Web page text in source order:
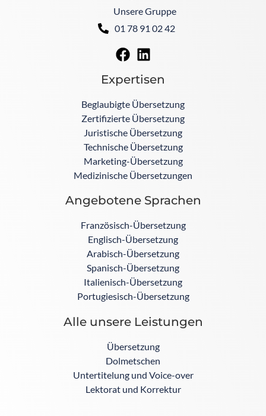
Unsere Gruppe
01 78 91 02 42
Expertisen
Beglaubigte Übersetzung
Zertifizierte Übersetzung
Juristische Übersetzung
Technische Übersetzung
Marketing-Übersetzung
Medizinische Übersetzungen
Angebotene Sprachen
Französisch-Übersetzung
Englisch-Übersetzung
Arabisch-Übersetzung
Spanisch-Übersetzung
Italienisch-Übersetzung
Portugiesisch-Übersetzung
Alle unsere Leistungen
Übersetzung
Dolmetschen
Untertitelung und Voice-over
Lektorat und Korrektur